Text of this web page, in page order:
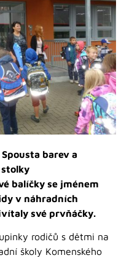
barev a
balíčky se jménem
v náhradních
své prvňáčky.
rodičů s dětmi na
školy Komenského